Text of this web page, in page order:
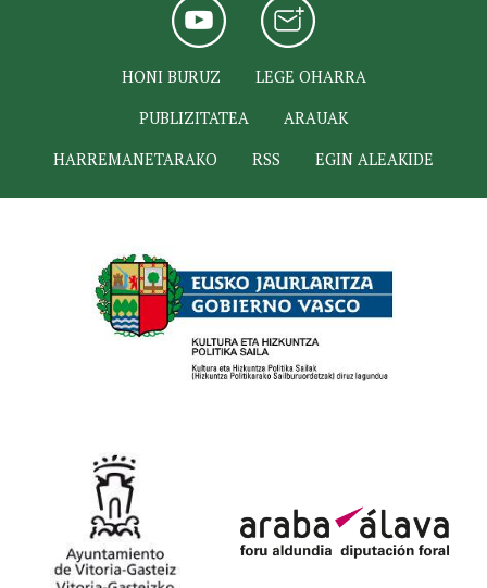
HONI BURUZ
LEGE OHARRA
PUBLIZITATEA
ARAUAK
HARREMANETARAKO
RSS EGIN ALEAKIDE